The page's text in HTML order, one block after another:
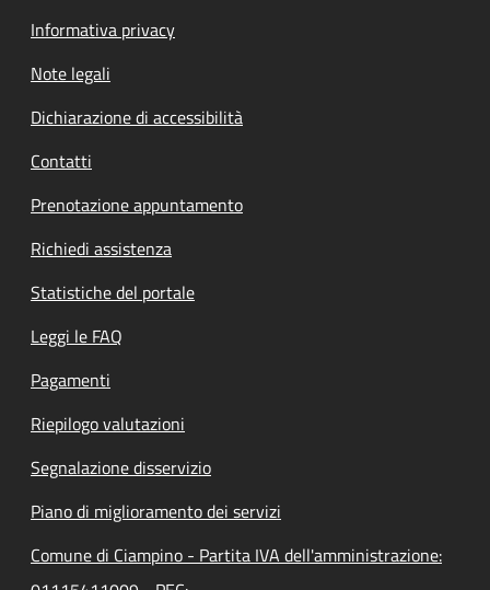
Informativa privacy
Note legali
Dichiarazione di accessibilità
Contatti
Prenotazione appuntamento
Richiedi assistenza
Statistiche del portale
Leggi le FAQ
Pagamenti
Riepilogo valutazioni
Segnalazione disservizio
Piano di miglioramento dei servizi
Comune di Ciampino - Partita IVA dell'amministrazione: